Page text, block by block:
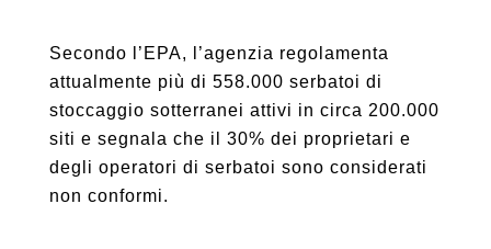
Secondo l’EPA, l’agenzia regolamenta
attualmente più di 558.000 serbatoi di
stoccaggio sotterranei attivi in ​​circa 200.000
siti e segnala che il 30% dei proprietari e
degli operatori di serbatoi sono considerati
non conformi.